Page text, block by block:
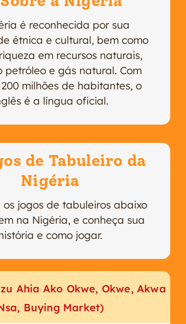
é reconhecida por sua
étnica e cultural, bem como
em recursos naturais,
petróleo e gás natural. Com
milhões de habitantes, o
é a língua oficial.
de Tabuleiro da
Nigéria
os jogos de tabuleiros abaixo
na Nigéria, e conheça sua
e como jogar.
Ahia Ako Okwe, Okwe, Akwa
Buying Market)